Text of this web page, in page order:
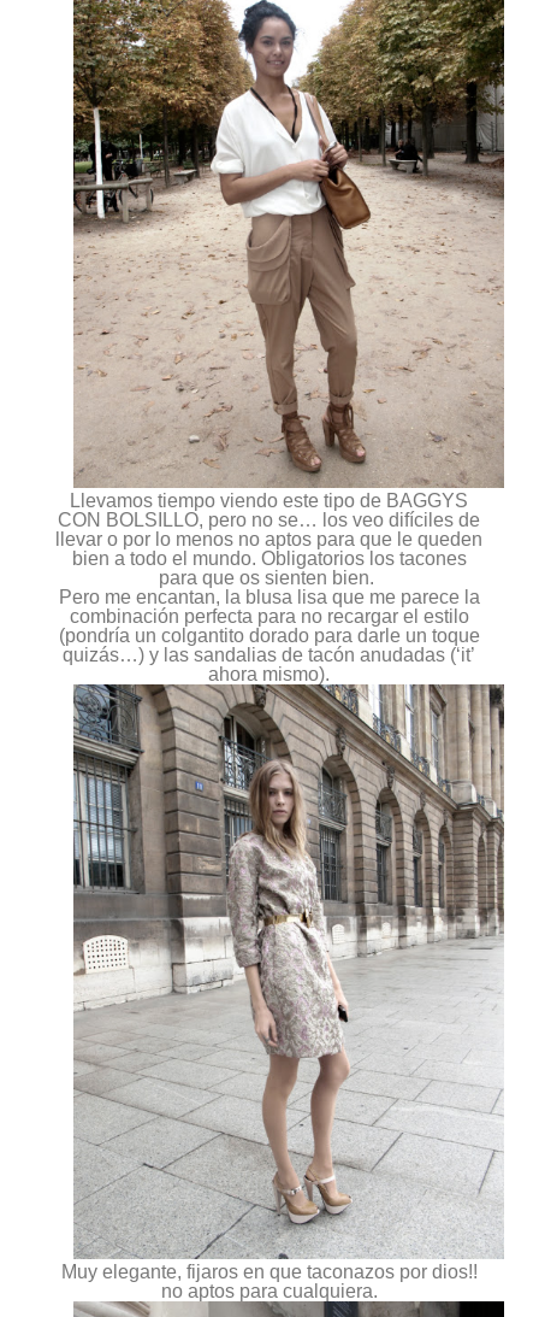
Llevamos tiempo viendo este tipo de BAGGYS
CON BOLSILLO, pero no se… los veo difíciles de
llevar o por lo menos no aptos para que le queden
bien a todo el mundo. Obligatorios los tacones
para que os sienten bien.
Pero me encantan, la blusa lisa que me parece la
combinación perfecta para no recargar el estilo
(pondría un colgantito dorado para darle un toque
quizás…) y las sandalias de tacón anudadas (‘it’
ahora mismo).
Muy elegante, fijaros en que taconazos por dios!!
no aptos para cualquiera.